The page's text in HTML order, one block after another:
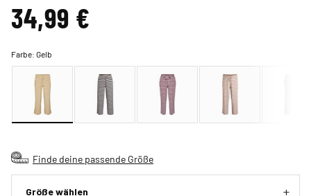
34,99 €
Farbe:Gelb
Finde deine passende Größe
Größe wählen